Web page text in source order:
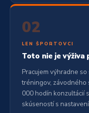
02
LEN ŠPORTOVCI
Toto nie je výživa
Pracujem výhradne
tréningov, závodného
000 hodín konzultácií
skúseností s